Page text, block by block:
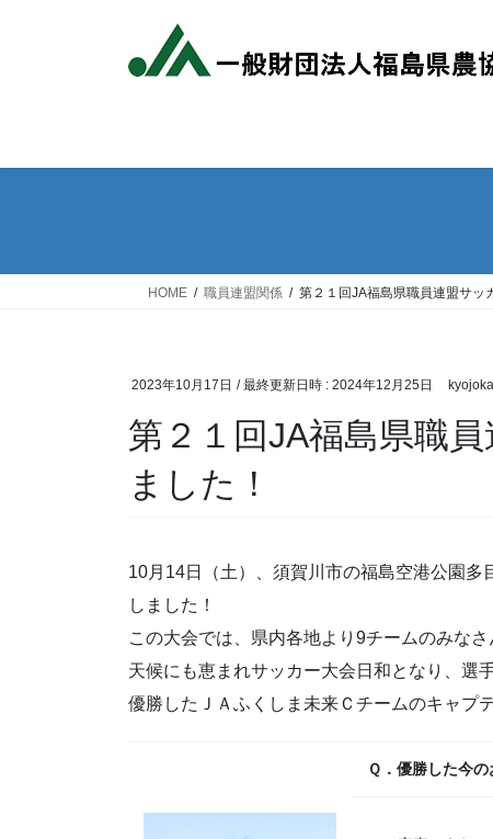
ス
ン
HOME 職員連盟関係 第２１回JA福島県職員連盟サッ
2023年10月17日 / 最終更新日時 : 2024年12月25日
第２１回JA福島県職
ました！
10月14日（土）、須賀川市の福島空港公園
しました！
この大会では、県内各地より9チームのみなさ
天候にも恵まれサッカー大会日和となり、選
優勝したＪＡふくしま未来Ｃチームのキャプ
Ｑ．優勝した今